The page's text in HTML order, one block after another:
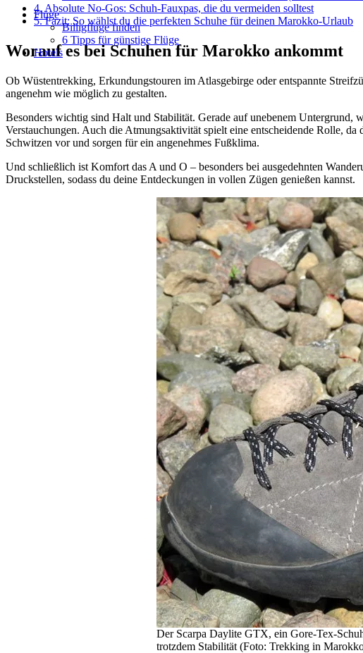
Flüge
Billigflüge finden
6 Tipps für günstige Flüge
Hotels
4.Absolute No-Gos: Schuh-Fauxpas, die du vermeiden solltest
5.Fazit: So wählst du die perfekten Schuhe für deinen Marokko-Urlaub
Worauf es bei Schuhen für Marokko ankommt
Ob Wüstentrekking, Erkundungstouren im Atlasgebirge oder entspannte
angenehm wie möglich zu gestalten.
Besonders wichtig sind Halt und Stabilität. Gerade auf unebenem Untergrund,
Verstauchungen. Auch die Atmungsaktivität spielt eine entscheidende Rolle,
Schwitzen vor und sorgen für ein angenehmes Fußklima.
Und schließlich ist Komfort das A und O – besonders bei ausgedehnten
Druckstellen, sodass du deine Entdeckungen in vollen Zügen genießen kannst.
Der Scarpa Daylite GTX, ein Gore-Tex-
trotzdem Stabilität (Foto: Trekking in